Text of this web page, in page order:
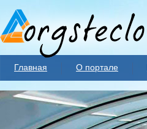
Главная О портале